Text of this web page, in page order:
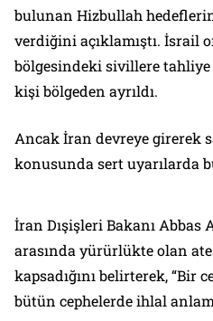
bulunan Hizbullah
verdiğini açıklamıştı. İsrail
bölgesindeki sivillere tahliye
kişi bölgeden ayrıldı.
Ancak İran devreye girerek
konusunda sert uyarılarda
İran Dışişleri Bakanı Abbas
arasında yürürlükte olan
kapsadığını belirterek, “Bir
bütün cephelerde ihlal